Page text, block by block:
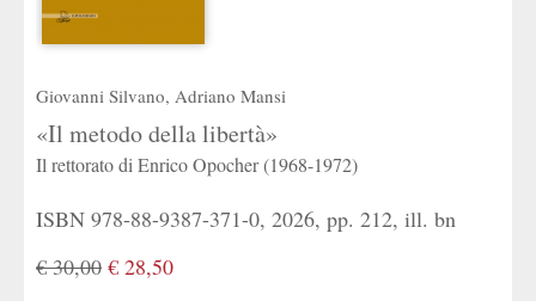
Giovanni Silvano, Adriano Mansi
«Il metodo della libertà»
Il rettorato di Enrico Opocher (1968-1972)
ISBN 978-88-9387-371-0, 2026, pp. 212, ill. bn
€ 30,00 € 28,50